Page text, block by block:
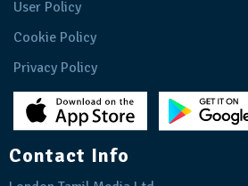
User Policy
Cookie Policy
Privacy Policy
Contact Info